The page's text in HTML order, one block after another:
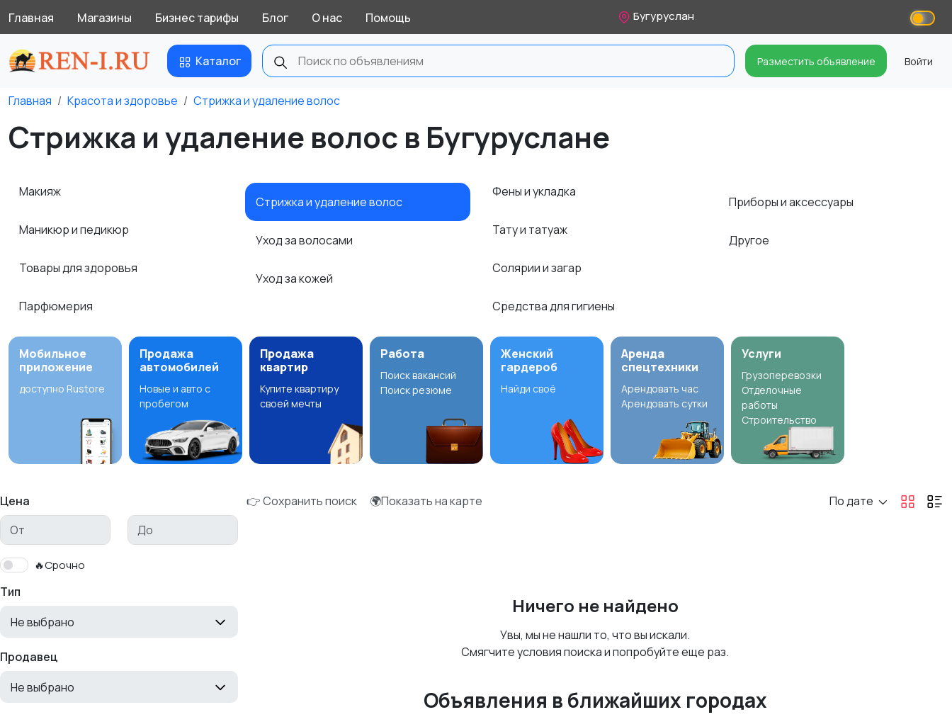
Главная Магазины Бизнес тарифы Блог О нас Помощь Бугуруслан
Каталог Разместить объявление Войти
Главная Красота и здоровье Стрижка и удаление волос
Стрижка и удаление волос в Бугуруслане
Макияж
Маникюр и педикюр
Товары для здоровья
Парфюмерия
Стрижка и удаление волос
Уход за волосами
Уход за кожей
Фены и укладка
Тату и татуаж
Солярии и загар
Средства для гигиены
Приборы и аксессуары
Другое
Мобильное
приложение
доступно Rustore
Продажа
автомобилей
Новые и авто с
пробегом
Продажа
квартир
Купите квартиру
своей мечты
Работа
Поиск вакансий
Поиск резюме
Женский
гардероб
Найди своё
Аренда
спецтехники
Арендовать час
Арендовать сутки
Услуги
Грузоперевозки
Отделочные
работы
Строительство
Цена
🔥Срочно
Тип
Не выбрано
Продавец
Не выбрано
👉 Сохранить поиск 🌍Показать на карте По дате
Ничего не найдено
Увы, мы не нашли то, что вы искали.
Смягчите условия поиска и попробуйте еще раз.
Объявления в ближайших городах